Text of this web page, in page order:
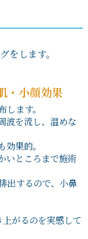
をします。
・小顔効果
ます。
波を流し、温めな
果的。
いところまで施術
出するので、小鼻
がるのを実感して